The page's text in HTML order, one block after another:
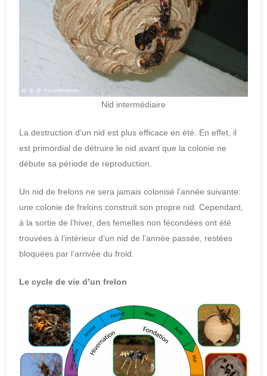
Nid intermédiaire
La destruction d’un nid est plus efficace en été. En effet, il
est primordial de détruire le nid avant que la colonie ne
débute sa période de reproduction.
Un nid de frelons ne sera jamais colonisé l’année suivante:
une colonie de frelons construit son propre nid. Cependant,
à la sortie de l’hiver, des femelles non fécondées ont été
trouvées à l’intérieur d’un nid de l’année passée, restées
bloquées par l’arrivée du froid.
Le cycle de vie d’un frelon